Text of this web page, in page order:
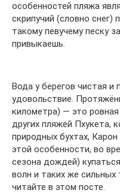
особенностей пляжа
скрипучий (словно снег)
такому певучему песку
привыкаешь.
Вода у берегов чистая и
удовольствие.
километра) — это
других пляжей Пхукета,
природных бухтах,
этой особенности, во
сезона дождей)
волн и таких же сильных
читайте в этом посте.